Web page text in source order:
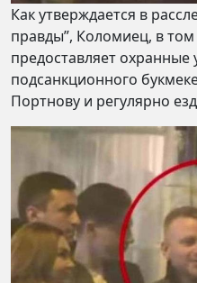
Как утверждается в
правды”, Коломиец, в
предоставляет охранные
подсанкционного
Портнову и регулярно